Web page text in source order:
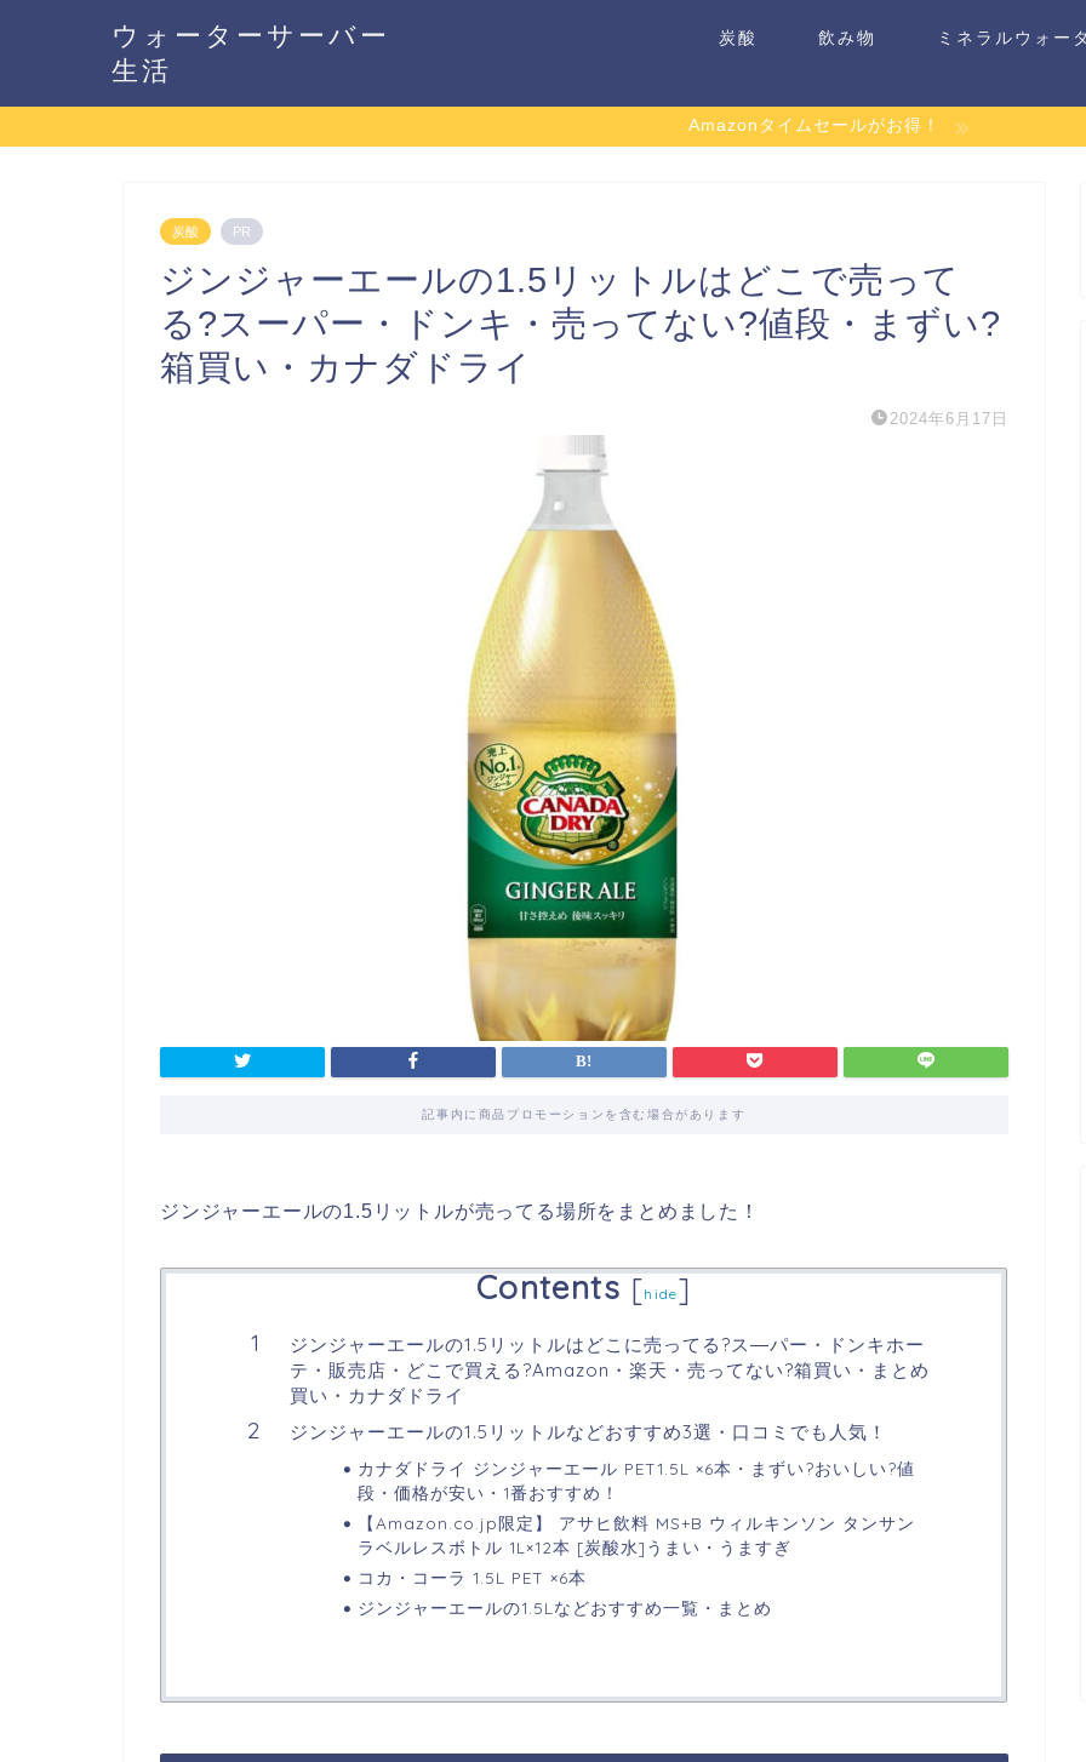
ウォーターサーバー
生活
炭酸 飲み物 ミネラルウォー
Amazonタイムセールがお得！
炭酸 PR
ジンジャーエールの1.5リットルはどこで売って
る?スーパー・ドンキ・売ってない?値段・まずい?
箱買い・カナダドライ
2024年6月17日
記事内に商品プロモーションを含む場合があります
ジンジャーエールの1.5リットルが売ってる場所をまとめました！
Contents [hide]
ジンジャーエールの1.5リットルはどこに売ってる?ス―パー・ドンキホー
テ・販売店・どこで買える?Amazon・楽天・売ってない?箱買い・まとめ
買い・カナダドライ
ジンジャーエールの1.5リットルなどおすすめ3選・口コミでも人気！
カナダドライ ジンジャーエール PET1.5L ×6本・まずい?おいしい?値
段・価格が安い・1番おすすめ！
【Amazon.co.jp限定】 アサヒ飲料 MS+B ウィルキンソン タンサン
ラベルレスボトル 1L×12本 [炭酸水]うまい・うますぎ
コカ・コーラ 1.5L PET ×6本
ジンジャーエールの1.5Lなどおすすめ一覧・まとめ